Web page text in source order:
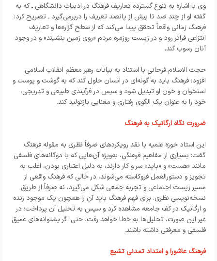
وی با اشاره به تنوع گسترده تعاریف فرهنگ در ادبیات دانشگاهی ـ که به
گفته او از چند صد تا بیش از پانصد تعریف را دربرمی‌گیرد ـ تصریح کرد:
فرهنگ زمانی واقعاً تحقق پیدا می‌کند که از سطح گزاره‌ها و تعاریف
انتزاعی فراتر رود و در زیست روزمره مردم «روی زمین بنشیند» و در وجود
آنان رسوب کند.
حجت الاسلام فرحانی با استناد به بیانات رهبر معظم انقلاب اسلامی
افزود: فرهنگ باید به گونه‌ای در انسان حلول کند که به گوشت و پوست و
استخوان و خون او تبدیل شود و سپس در فرآیندی طبیعی و تدریجی،
خود را به عنوان یک الگوی رفتاری و معنایی بازتولید کند.
ضرورت نگاه ارگانیک به فرهنگ
این استاد حوزه علمیه با نقد رویکردهای صرفاً نظری به مقوله فرهنگ
گفت: بسیاری از مفاهیم فرهنگی، به‌ویژه آن‌هایی که با دوگانه‌های فلسفی
مانند «هست» و «باید» سر و کار دارند، به دلیل اعتباری بودن، اغلب به
تجویز و دستورالعمل فروکاسته می‌شوند، در حالی که فرهنگ واقعی از
مسیر زیست اجتماعی و تجربه جمعی شکل می‌گیرد، نه صرفاً از طریق
نسخه‌نویسی نظری. برای فهم فرهنگ باید آن را همچون یک موجود زنده
و ارگانیک در کف جامعه مشاهده کرد و سپس به تحلیل آن پرداخت؛ در
غیر این صورت، تحلیل‌ها به خطا خواهد رفت، حتی اگر پشتوانه‌های عمیق
فلسفی و معرفتی داشته باشند.
فرهنگ عاشورا و امتداد تمدنی تشیع